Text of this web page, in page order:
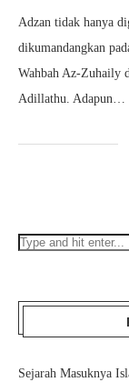
Adzan tidak hanya
dikumandangkan
Wahbah Az-Zuhaily
Adillathu. Adapun…
Sejarah Masuknya